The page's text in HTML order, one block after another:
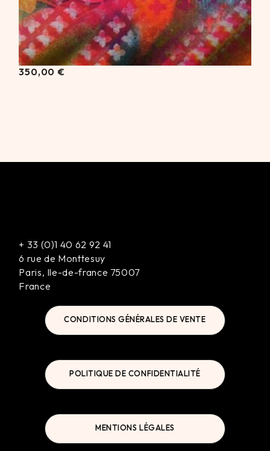
350,00 €
+ 33 (0)1 40 62 92 41
6 rue de Monttesuy
Paris, Ile-de-france 75007
France
CONDITIONS GÉNÉRALES DE VENTE
POLITIQUE DE CONFIDENTIALITÉ
MENTIONS LÉGALES